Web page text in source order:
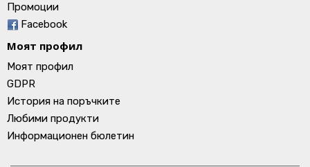
Промоции
Facebook
Моят профил
Моят профил
GDPR
История на поръчките
Любими продукти
Информационен бюлетин